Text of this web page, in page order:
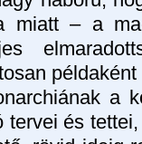
miatt – a
a
tervei és